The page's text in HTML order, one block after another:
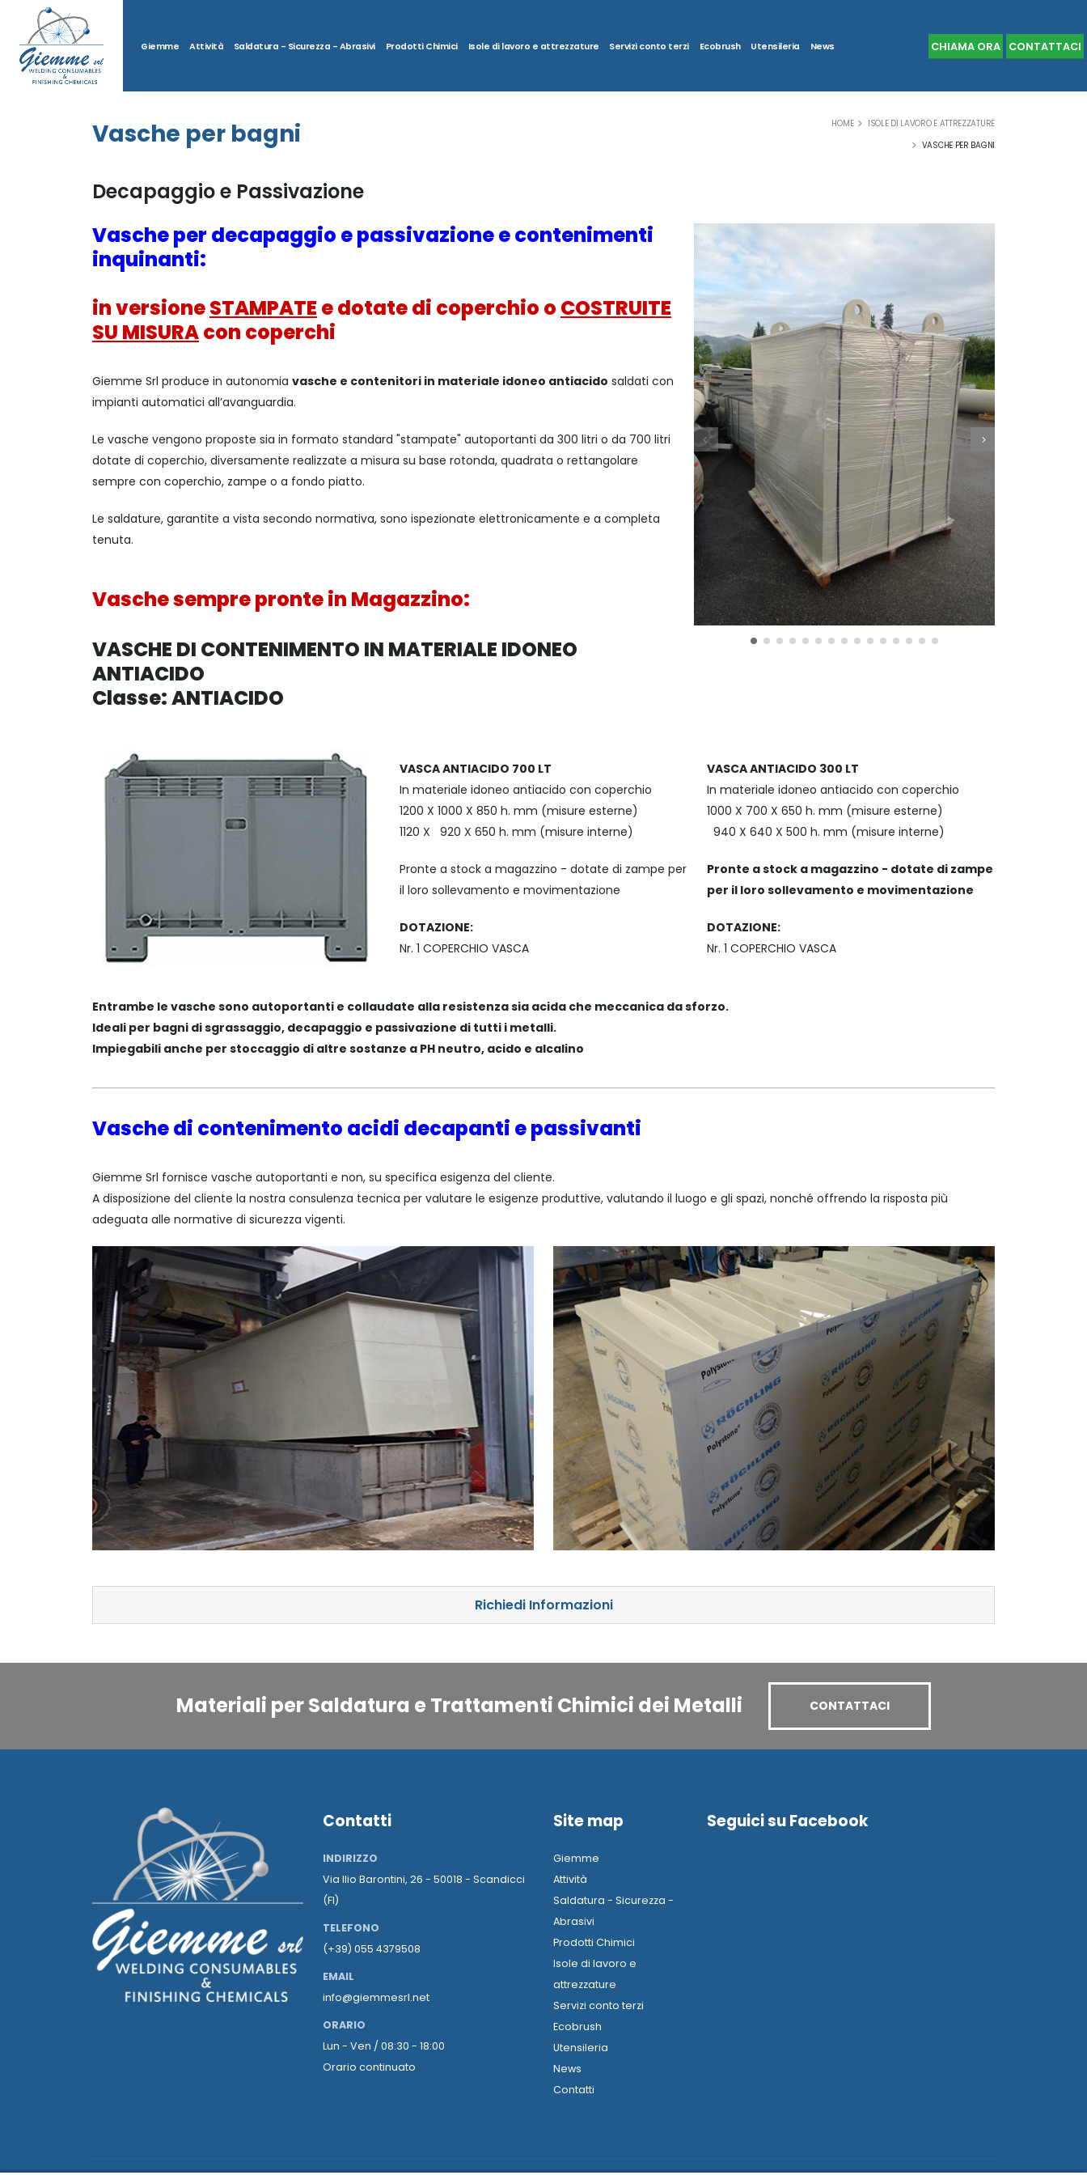
Giemme Attività Saldatura - Sicurezza - Abrasivi Prodotti Chimici Isole di lavoro e attrezzature Servizi conto terzi Ecobrush Utensileria News CHIAMA ORA CONTATTACI
Vasche per bagni HOME ISOLE DI LAVORO E ATTREZZATURE
VASCHE PER BAGNI
Decapaggio e Passivazione
Vasche per decapaggio e passivazione e contenimenti
inquinanti:
in versioneSTAMPATE e dotate di coperchio o COSTRUITE
SU MISURAcon coperchi
Giemme Srl produce in autonomia vasche e contenitori in materiale idoneo antiacido saldati con
impianti automatici all’avanguardia.
Le vasche vengono proposte sia in formato standard "stampate" autoportanti da 300 litri o da 700 litri
dotate di coperchio, diversamente realizzate a misura su base rotonda, quadrata o rettangolare
sempre con coperchio, zampe o a fondo piatto.
Le saldature, garantite a vista secondo normativa, sono ispezionate elettronicamente e a completa
tenuta.
Vasche sempre pronte in Magazzino:
VASCHE DI CONTENIMENTO IN MATERIALE IDONEO
ANTIACIDO
Classe: ANTIACIDO
VASCA ANTIACIDO 700 LT
In materiale idoneo antiacido con coperchio
1200 X 1000 X 850 h. mm (misure esterne)
1120 X 920 X 650 h. mm (misure interne)
Pronte a stock a magazzino - dotate di zampe per
il loro sollevamento e movimentazione
DOTAZIONE:
Nr. 1 COPERCHIO VASCA
VASCA ANTIACIDO 300 LT
In materiale idoneo antiacido con coperchio
1000 X 700 X 650 h. mm (misure esterne)
940 X 640 X 500 h. mm (misure interne)
Pronte a stock a magazzino - dotate di zampe
per il loro sollevamento e movimentazione
DOTAZIONE:
Nr. 1 COPERCHIO VASCA
Entrambe le vasche sono autoportanti e collaudate alla resistenza sia acida che meccanica da sforzo.
Ideali per bagni di sgrassaggio, decapaggio e passivazione di tutti i metalli.
Impiegabili anche per stoccaggio di altre sostanze a PH neutro, acido e alcalino
Vasche di contenimento acidi decapanti e passivanti
Giemme Srl fornisce vasche autoportanti e non, su specifica esigenza del cliente.
A disposizione del cliente la nostra consulenza tecnica per valutare le esigenze produttive, valutando il luogo e gli spazi, nonché offrendo la risposta più
adeguata alle normative di sicurezza vigenti.
Richiedi Informazioni
Materiali per Saldatura e Trattamenti Chimici dei Metalli CONTATTACI
Contatti
INDIRIZZO
Via Ilio Barontini, 26 - 50018 - Scandicci
(FI)
TELEFONO
(+39) 055 4379508
EMAIL
info@giemmesrl.net
ORARIO
Lun - Ven / 08:30 - 18:00
Orario continuato
Site map
Giemme
Attività
Saldatura - Sicurezza -
Abrasivi
Prodotti Chimici
Isole di lavoro e
attrezzature
Servizi conto terzi
Ecobrush
Utensileria
News
Contatti
Seguici su Facebook